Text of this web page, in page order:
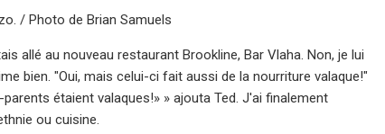
/ Photo de Brian Samuels
allé au nouveau restaurant Brookline, Bar Vlaha. Non, je lui
bien. "Oui, mais celui-ci fait aussi de la nourriture valaque!"
étaient valaques!» » ajouta Ted. J'ai finalement
ou cuisine.